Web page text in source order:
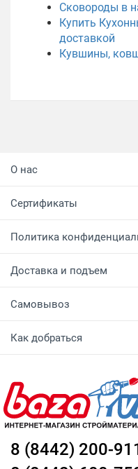
Сковороды в
Купить
доставкой
Кувшины,
О нас
Сертификаты
Политика
Доставка и подъем
Самовывоз
Как добраться
8 (8442) 200-